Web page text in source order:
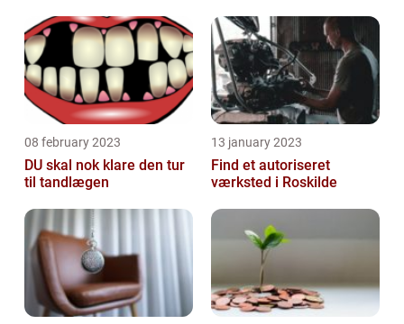
08 february 2023
DU skal nok klare den tur
til tandlægen
13 january 2023
Find et autoriseret
værksted i Roskilde